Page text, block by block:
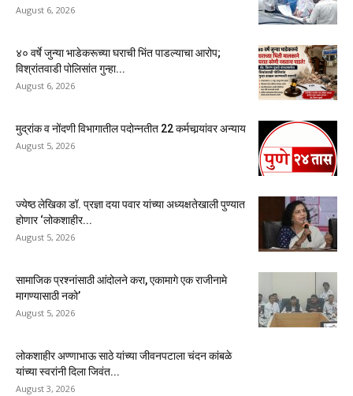
August 6, 2026
४० वर्षे जुन्या भाडेकरूच्या घराची भिंत पाडल्याचा आरोप;
विश्रांतवाडी पोलिसांत गुन्हा...
August 6, 2026
मुद्रांक व नोंदणी विभागातील पदोन्नतीत 22 कर्मचार्‍यांवर अन्याय
August 5, 2026
ज्येष्ठ लेखिका डॉ. प्रज्ञा दया पवार यांच्या अध्यक्षतेखाली पुण्यात
होणार ‘लोकशाहीर...
August 5, 2026
सामाजिक प्रश्नांसाठी आंदोलने करा, एकामागे एक राजीनामे
मागण्यासाठी नको’
August 5, 2026
लोकशाहीर अण्णाभाऊ साठे यांच्या जीवनपटाला चंदन कांबळे
यांच्या स्वरांनी दिला जिवंत...
August 3, 2026